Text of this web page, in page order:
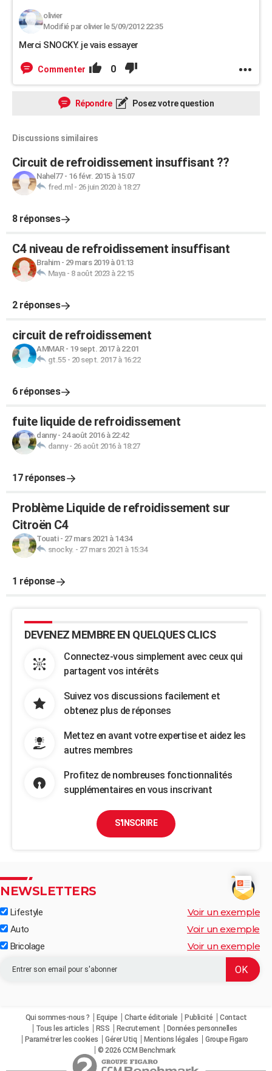
olivier
Modifié par olivier le 5/09/2012 22:35
Merci SNOCKY. je vais essayer
Commenter 0
Répondre Posez votre question
Discussions similaires
Circuit de refroidissement insuffisant ??
Nahel77- 16 févr. 2015 à 15:07
fred.ml - 26 juin 2020 à 18:27
8 réponses
C4 niveau de refroidissement insuffisant
Brahim- 29 mars 2019 à 01:13
Maya- 8 août 2023 à 22:15
2 réponses
circuit de refroidissement
AMMAR- 19 sept. 2017 à 22:01
gt.55- 20 sept. 2017 à 16:22
6 réponses
fuite liquide de refroidissement
danny- 24 août 2016 à 22:42
danny- 26 août 2016 à 18:27
17 réponses
Problème Liquide de refroidissement sur
Citroën C4
Touati- 27 mars 2021 à 14:34
snocky. - 27 mars 2021 à 15:34
1 réponse
DEVENEZ MEMBRE EN QUELQUES CLICS
Connectez-vous simplement avec ceux qui
partagent vos intérêts
Suivez vos discussions facilement et
obtenez plus de réponses
Mettez en avant votre expertise et aidez les
autres membres
Profitez de nombreuses fonctionnalités
supplémentaires en vous inscrivant
S'INSCRIRE
NEWSLETTERS
Lifestyle Voir un exemple
Auto Voir un exemple
Bricolage Voir un exemple
Qui sommes-nous ? Equipe Charte éditoriale Publicité
Contact
Tous les articles
RSS Recrutement
Données personnelles
Paramétrer les cookies
Gérer Utiq Mentions légales
Groupe Figaro
© 2026 CCM Benchmark